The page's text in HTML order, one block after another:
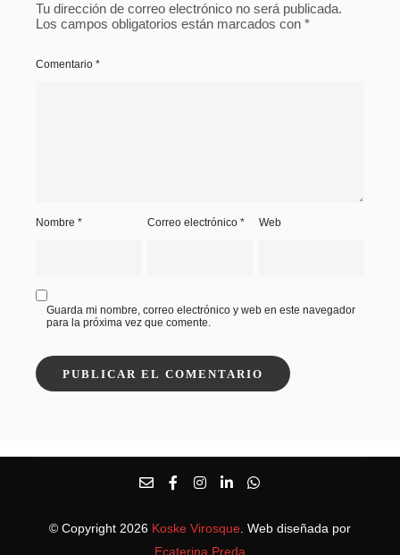
Tu dirección de correo electrónico no será publicada.
Los campos obligatorios están marcados con *
Comentario *
Nombre * Correo electrónico* Web
Guarda mi nombre, correo electrónico y web en este navegador
para la próxima vez que comente.
© Copyright 2026 Koske Virosque . Web diseñada por
Ecaterina Preda